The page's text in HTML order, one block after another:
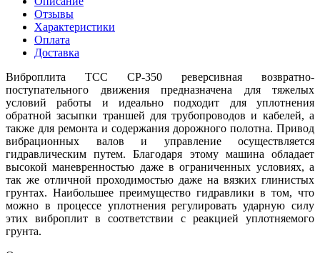
Отзывы
Характеристики
Оплата
Доставка
Виброплита ТСС CP-350 реверсивная возвратно-
поступательного движения предназначена для тяжелых
условий работы и идеально подходит для уплотнения
обратной засыпки траншей для трубопроводов и кабелей, а
также для ремонта и содержания дорожного полотна. Привод
вибрационных валов и управление осуществляется
гидравлическим путем. Благодаря этому машина обладает
высокой маневренностью даже в ограниченных условиях, а
так же отличной проходимостью даже на вязких глинистых
грунтах. Наибольшее преимущество гидравлики в том, что
можно в процессе уплотнения регулировать ударную силу
этих виброплит в соответствии с реакцией уплотняемого
грунта.